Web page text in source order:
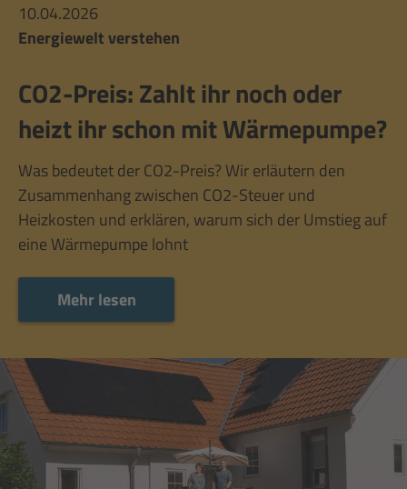
10.04.2026
Energiewelt verstehen
CO2-Preis: Zahlt ihr noch oder
heizt ihr schon mit Wärmepumpe?
Was bedeutet der CO2-Preis? Wir erläutern den
Zusammenhang zwischen CO2-Steuer und
Heizkosten und erklären, warum sich der Umstieg auf
eine Wärmepumpe lohnt
Mehr lesen